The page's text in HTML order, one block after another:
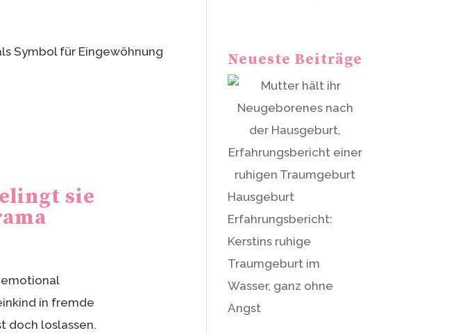
sie
emotional
in fremde
doch loslassen.
Neueste Beiträge
Hausgeburt
Erfahrungsbericht:
Kerstins ruhige
Traumgeburt im
Wasser, ganz ohne
Angst